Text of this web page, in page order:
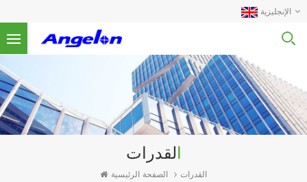
الإنجليزية
القدرات
الصفحة الرئيسية القدرات